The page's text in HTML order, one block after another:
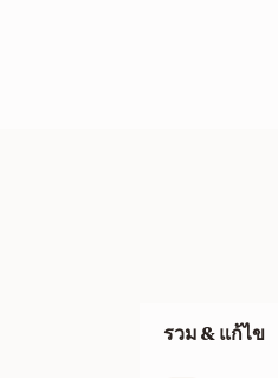
รวม & แก้ไข